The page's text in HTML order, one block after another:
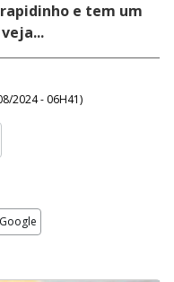
e tem um
2024 - 06H41)